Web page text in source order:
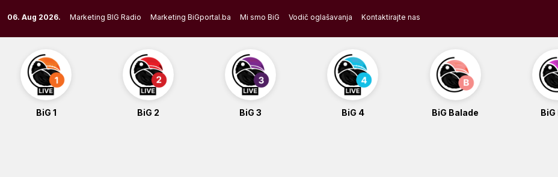
to
content
06. Aug 2026. Marketing BIG Radio Marketing BiGportal.ba Mi smo BiG Vodič oglašavanja Kontaktirajte nas
BiG 1 BiG 2 BiG 3 BiG 4 BiG Balade BiG